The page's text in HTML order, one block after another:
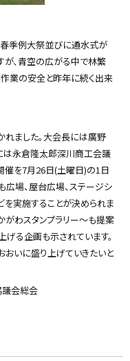
季例大祭並びに通水式が
が、青空の広がる中で林繁
業の安全と昨年に続く出来
ました。大会長には廣野
は永倉隆太郎深川商工会議
催を7月26日(土曜日)の1日
場、屋台広場、ステージシ
を実施することが決められま
がわスタンプラリー〜も提案
る企画も示されています。
おいに盛り上げていきたいと
会総会